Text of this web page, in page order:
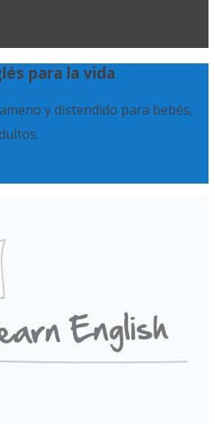
para la vida
y distendido para bebés,